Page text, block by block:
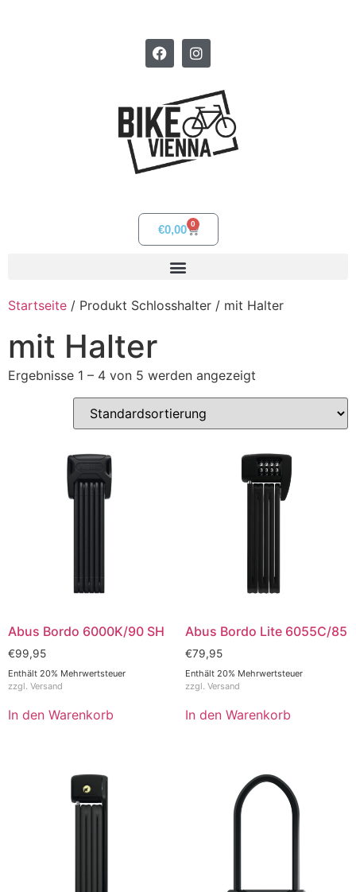
€0,00 0
Startseite / Produkt Schlosshalter / mit Halter
mit Halter
Ergebnisse 1 – 4 von 5 werden angezeigt
Abus Bordo 6000K/90 SH
€99,95
Enthält 20% Mehrwertsteuer
zzgl. Versand
In den Warenkorb
Abus Bordo Lite 6055C/85
€79,95
Enthält 20% Mehrwertsteuer
zzgl. Versand
In den Warenkorb